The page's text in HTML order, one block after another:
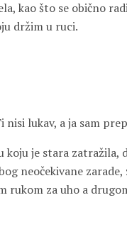
kao što se obično
držim u ruci.
lukav, a ja sam
je stara zatražila,
neočekivane
rukom za uho a